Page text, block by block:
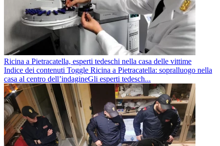
Ricina a Pietracatella, esperti tedeschi nella casa delle vittime
Indice dei contenuti Toggle Ricina a Pietracatella: sopralluogo nella
casa al centro dell’indagineGli esperti tedesch...